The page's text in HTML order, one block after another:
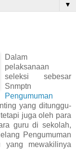
▼
Dalam
pelaksanaan
seleksi sebesar
Snmptn
Pengumuman
yang ditunggu-
juga oleh para
guru di sekolah,
Pengumuman
yang mewakilinya